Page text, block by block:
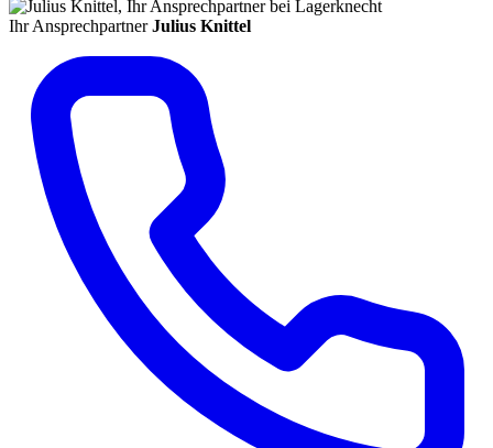
Ihr Ansprechpartner Julius Knittel